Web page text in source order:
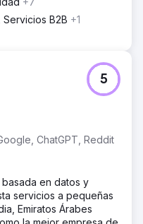
B2B +1
ChatGPT, Reddit
5
en datos y
servicios a pequeñas
Emiratos Árabes